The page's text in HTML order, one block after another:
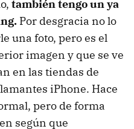
también tengo un ya
Por desgracia no lo
una foto, pero es el
imagen y que se ve
en las tiendas de
iPhone. Hace
pero de forma
según que